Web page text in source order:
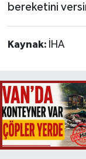
bereketini
Kaynak: İHA